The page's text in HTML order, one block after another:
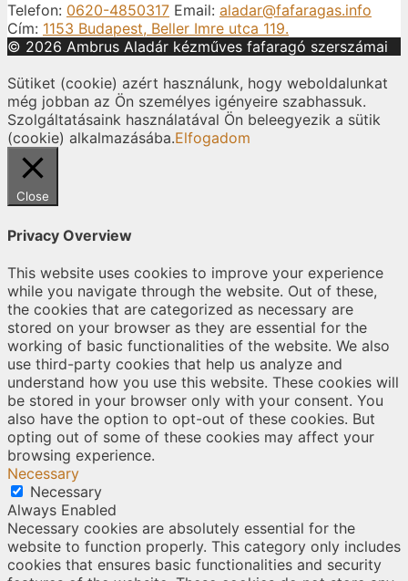
Telefon: 0620-4850317 Email: aladar@fafaragas.info
Cím: 1153 Budapest, Beller Imre utca 119.
© 2026 Ambrus Aladár kézműves fafaragó szerszámai
Sütiket (cookie) azért használunk, hogy weboldalunkat
még jobban az Ön személyes igényeire szabhassuk.
Szolgáltatásaink használatával Ön beleegyezik a sütik
(cookie) alkalmazásába.Elfogadom
Close
Privacy Overview
This website uses cookies to improve your experience
while you navigate through the website. Out of these,
the cookies that are categorized as necessary are
stored on your browser as they are essential for the
working of basic functionalities of the website. We also
use third-party cookies that help us analyze and
understand how you use this website. These cookies will
be stored in your browser only with your consent. You
also have the option to opt-out of these cookies. But
opting out of some of these cookies may affect your
browsing experience.
Necessary
Necessary
Always Enabled
Necessary cookies are absolutely essential for the
website to function properly. This category only includes
cookies that ensures basic functionalities and security